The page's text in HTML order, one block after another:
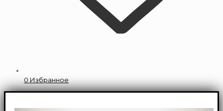
0 Избранное